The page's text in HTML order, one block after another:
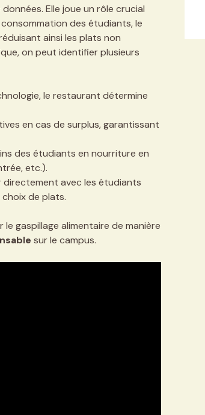
Elle joue un rôle crucial
des étudiants, le
ainsi les plats non
on peut identifier plusieurs
le restaurant détermine
en cas de surplus, garantissant
des étudiants en nourriture en
etc.).
directement avec les étudiants
de plats.
gaspillage alimentaire de manière
sur le campus.